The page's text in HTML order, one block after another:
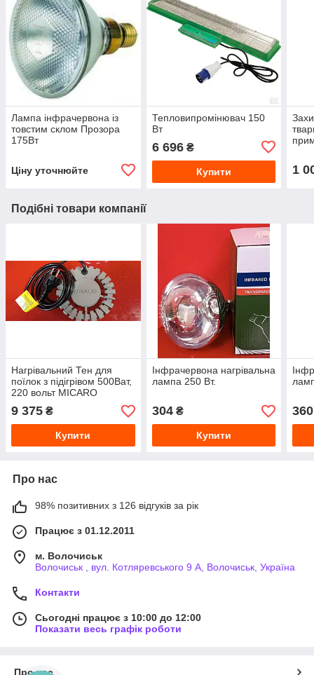
Лампа інфрачервона із
товстим склом Прозора
175Вт
Ціну уточнюйте
Тепловипромінювач 150
Вт
6 696₴
Купити
27
1
Подібні товари компанії
Нагрівальний Тен для
поїлок з підігрівом 500Ват,
220 вольт MICARO
9 375 ₴
Купити
Інфрачервона нагрівальна
лампа 250 Вт.
304₴
Купити
360
Про нас
98% позитивних з 126 відгуків за рік
Працює з 01.12.2011
м. Волочиськ
Волочиськ , вул. Котляревського 9 А, Волочиськ, Україна
Контакти
Сьогодні працює з 10:00 до 12:00
Показати весь графік роботи
Про нас